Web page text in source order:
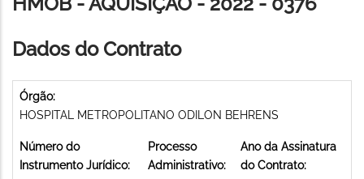
Dados do Contrato
Órgão:
HOSPITAL METROPOLITANO ODILON BEHRENS
Número do
Instrumento Jurídico:
Processo
Administrativo:
Ano da Assinatura
do Contrato: